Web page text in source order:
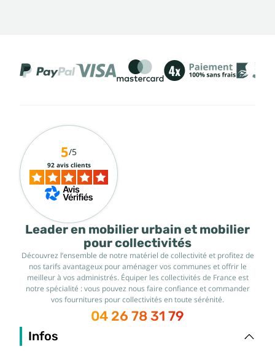
Leader en mobilier urbain et mobilier
pour collectivités
Découvrez l’ensemble de notre matériel de collectivité et profitez de
nos tarifs avantageux pour aménager vos communes et offrir le
meilleur à vos administrés. Équiper les collectivités de France est
notre spécialité : vous pouvez nous faire confiance et commander
vos fournitures pour collectivités en toute sérénité.
04 26 78 31 79
Infos
5/5
92 avis clients